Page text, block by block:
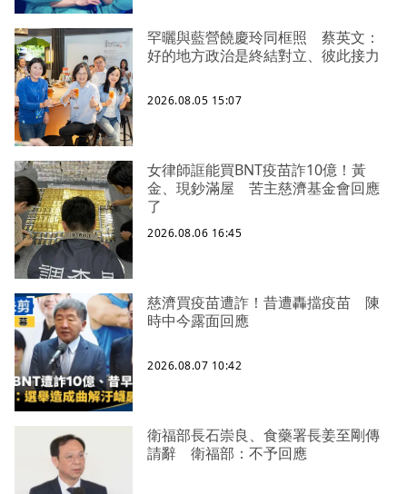
罕曬與藍營饒慶玲同框照 蔡英文：
好的地方政治是終結對立、彼此接力
2026.08.05 15:07
女律師誆能買BNT疫苗詐10億！黃
金、現鈔滿屋 苦主慈濟基金會回應
了
2026.08.06 16:45
慈濟買疫苗遭詐！昔遭轟擋疫苗 陳
時中今露面回應
2026.08.07 10:42
衛福部長石崇良、食藥署長姜至剛傳
請辭 衛福部：不予回應